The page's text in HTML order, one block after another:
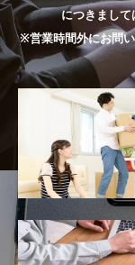
につきまして
※営業時間外にお問